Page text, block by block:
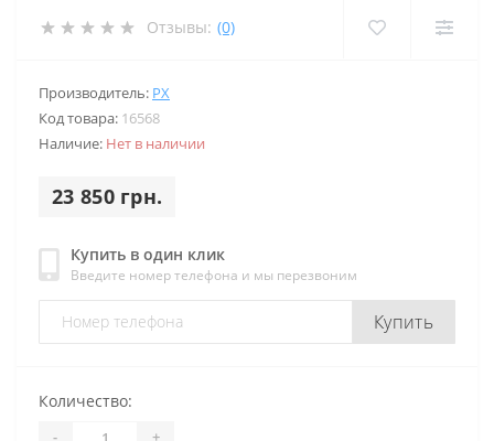
Отзывы: (0)
Производитель: PX
Код товара: 16568
Наличие: Нет в наличии
23 850 грн.
Купить в один клик
Введите номер телефона и мы перезвоним
Купить
Количество:
- +